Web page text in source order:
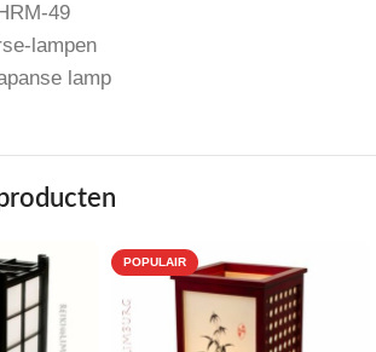
49
lampen
lamp
POPULAIR